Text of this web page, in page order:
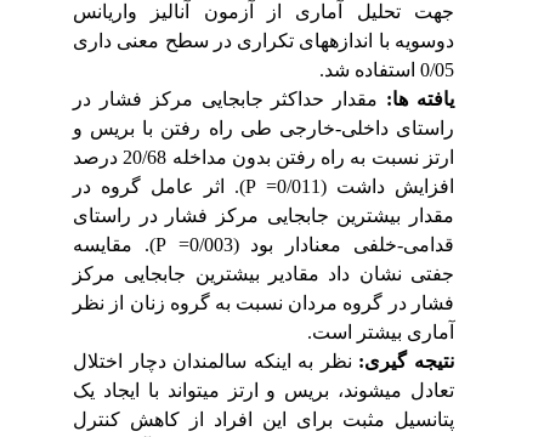
جهت تحلیل آماری از آزمون آنالیز واریانس
دوسویه با اندازه­های تکراری در سطح معنی ­داری
0/05 استفاده شد.
یافته­ ها: مقدار حداکثر جابجایی مرکز فشار در
راستای داخلی-خارجی طی راه رفتن با بریس و
ارتز نسبت به راه رفتن بدون مداخله 20/68 درصد
افزایش داشت (0/011=
P ). اثر عامل گروه در
مقدار بیشترین جابجایی مرکز فشار در راستای
قدامی-خلفی معنادار بود (0/003=
P ). مقایسه
جفتی نشان داد مقادیر بیشترین جابجایی مرکز
فشار در گروه مردان نسبت به گروه زنان از نظر
آماری بیشتر است.
نتیجه ­گیری: نظر به اینکه سالمندان دچار اختلال
تعادل می­شوند، بریس و ارتز می­تواند با ایجاد یک
پتانسیل مثبت برای این افراد از کاهش کنترل